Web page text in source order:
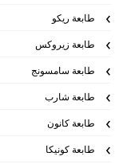
طابعة ريكو
طابعة زيروكس
طابعة سامسونج
طابعة شارب
طابعة كانون
طابعة كونيكا